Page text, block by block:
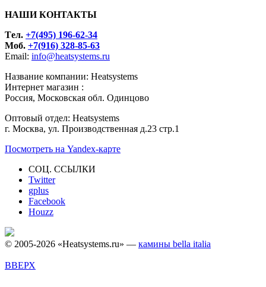
НАШИ КОНТАКТЫ
Tел. +7(495) 196-62-34
Моб. +7(916) 328-85-63
Email: info@heatsystems.ru
Название компании: Heatsystems
Интернет магазин :
Россия, Московская обл. Одинцово
Оптовый отдел: Heatsystems
г. Москва, ул. Производственная д.23 стр.1
Посмотреть на Yandex-карте
СОЦ. ССЫЛКИ
Twitter
gplus
Facebook
Houzz
© 2005-2026 «Heatsystems.ru» — камины bella italia
ВВЕРХ